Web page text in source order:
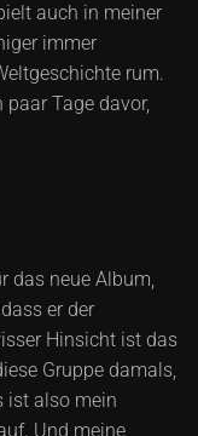
auch in meiner
immer
rum.
paar Tage davor,
das neue Album,
er der
Hinsicht ist das
Gruppe damals,
ist also mein
Und meine